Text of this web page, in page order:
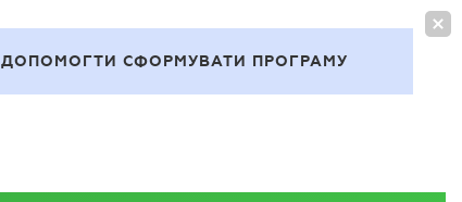
ДОПОМОГТИ СФОРМУВАТИ ПРОГРАМУ